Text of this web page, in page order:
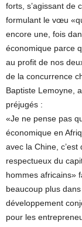
forts, s’agissant de
formulant le vœu
encore une, fois
économique parce
au profit de nos
de la concurrence
Baptiste Lemoyne,
préjugés :
«Je ne pense pas
économique en
avec la Chine,
respectueux du
hommes africains»
beaucoup plus
développement
pour les